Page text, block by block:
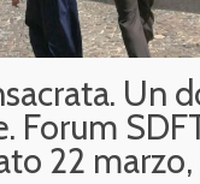
Un
Forum
22 marzo,